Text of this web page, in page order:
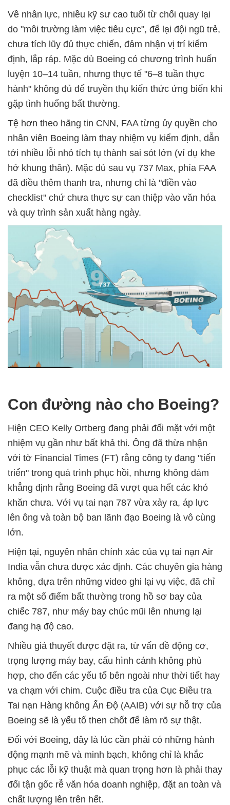
Về nhân lực, nhiều kỹ sư cao tuổi từ chối quay lại
do "môi trường làm việc tiêu cực", để lại đội ngũ trẻ,
chưa tích lũy đủ thực chiến, đảm nhận vị trí kiểm
định, lắp ráp. Mặc dù Boeing có chương trình huấn
luyện 10–14 tuần, nhưng thực tế "6–8 tuần thực
hành" không đủ để truyền thụ kiến thức ứng biến khi
gặp tình huống bất thường.
Tệ hơn theo hãng tin CNN, FAA từng ủy quyền cho
nhân viên Boeing làm thay nhiệm vụ kiểm định, dẫn
tới nhiều lỗi nhỏ tích tụ thành sai sót lớn (ví dụ khe
hở khung thân). Mặc dù sau vụ 737 Max, phía FAA
đã điều thêm thanh tra, nhưng chỉ là "điền vào
checklist" chứ chưa thực sự can thiệp vào văn hóa
và quy trình sản xuất hàng ngày.
Con đường nào cho Boeing?
Hiện CEO Kelly Ortberg đang phải đối mặt với một
nhiệm vụ gần như bất khả thi. Ông đã thừa nhận
với tờ Financial Times (FT) rằng công ty đang "tiến
triển" trong quá trình phục hồi, nhưng không dám
khẳng định rằng Boeing đã vượt qua hết các khó
khăn chưa. Với vụ tai nạn 787 vừa xảy ra, áp lực
lên ông và toàn bộ ban lãnh đạo Boeing là vô cùng
lớn.
Hiện tại, nguyên nhân chính xác của vụ tai nạn Air
India vẫn chưa được xác định. Các chuyên gia hàng
không, dựa trên những video ghi lại vụ việc, đã chỉ
ra một số điểm bất thường trong hồ sơ bay của
chiếc 787, như máy bay chúc mũi lên nhưng lại
đang hạ độ cao.
Nhiều giả thuyết được đặt ra, từ vấn đề động cơ,
trọng lượng máy bay, cấu hình cánh không phù
hợp, cho đến các yếu tố bên ngoài như thời tiết hay
va chạm với chim. Cuộc điều tra của Cục Điều tra
Tai nạn Hàng không Ấn Độ (AAIB) với sự hỗ trợ của
Boeing sẽ là yếu tố then chốt để làm rõ sự thật.
Đối với Boeing, đây là lúc cần phải có những hành
động mạnh mẽ và minh bạch, không chỉ là khắc
phục các lỗi kỹ thuật mà quan trọng hơn là phải thay
đổi tận gốc rễ văn hóa doanh nghiệp, đặt an toàn và
chất lượng lên trên hết.